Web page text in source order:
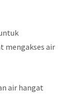
mengakses air
air hangat